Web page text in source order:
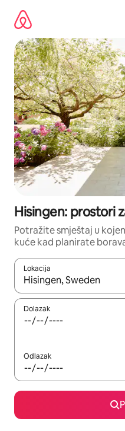
sadržaj
Hisingen: prostori
Potražite smještaj u
kuće kad planirate
Lokacija
Kada budu dostupni
Dolazak
Odlazak